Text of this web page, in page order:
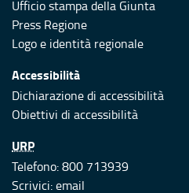
Ufficio stampa della Giunta
Press Regione
Logo e identità regionale
Accessibilità
Dichiarazione di accessibilità
Obiettivi di accessibilità
URP
Telefono: 800 713939
Scrivici:email